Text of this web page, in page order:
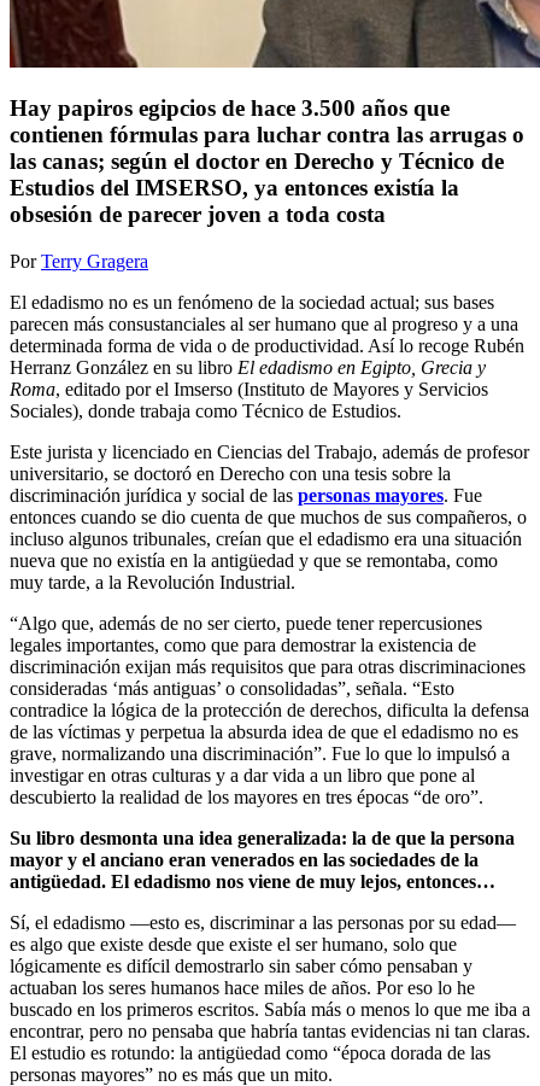
Hay papiros egipcios de hace 3.500 años que
contienen fórmulas para luchar contra las arrugas o
las canas; según el doctor en Derecho y Técnico de
Estudios del IMSERSO, ya entonces existía la
obsesión de parecer joven a toda costa
PorTerry Gragera
El edadismo no es un fenómeno de la sociedad actual; sus bases
parecen más consustanciales al ser humano que al progreso y a una
determinada forma de vida o de productividad. Así lo recoge Rubén
Herranz González en su libro El edadismo en Egipto, Grecia y
Roma, editado por el Imserso (Instituto de Mayores y Servicios
Sociales), donde trabaja como Técnico de Estudios.
Este jurista y licenciado en Ciencias del Trabajo, además de profesor
universitario, se doctoró en Derecho con una tesis sobre la
discriminación jurídica y social de las personas mayores. Fue
entonces cuando se dio cuenta de que muchos de sus compañeros, o
incluso algunos tribunales, creían que el edadismo era una situación
nueva que no existía en la antigüedad y que se remontaba, como
muy tarde, a la Revolución Industrial.
“Algo que, además de no ser cierto, puede tener repercusiones
legales importantes, como que para demostrar la existencia de
discriminación exijan más requisitos que para otras discriminaciones
consideradas ‘más antiguas’ o consolidadas”, señala. “Esto
contradice la lógica de la protección de derechos, dificulta la defensa
de las víctimas y perpetua la absurda idea de que el edadismo no es
grave, normalizando una discriminación”. Fue lo que lo impulsó a
investigar en otras culturas y a dar vida a un libro que pone al
descubierto la realidad de los mayores en tres épocas “de oro”.
Su libro desmonta una idea generalizada: la de que la persona
mayor y el anciano eran venerados en las sociedades de la
antigüedad. El edadismo nos viene de muy lejos, entonces…
Sí, el edadismo —esto es, discriminar a las personas por su edad—
es algo que existe desde que existe el ser humano, solo que
lógicamente es difícil demostrarlo sin saber cómo pensaban y
actuaban los seres humanos hace miles de años. Por eso lo he
buscado en los primeros escritos. Sabía más o menos lo que me iba a
encontrar, pero no pensaba que habría tantas evidencias ni tan claras.
El estudio es rotundo: la antigüedad como “época dorada de las
personas mayores” no es más que un mito.